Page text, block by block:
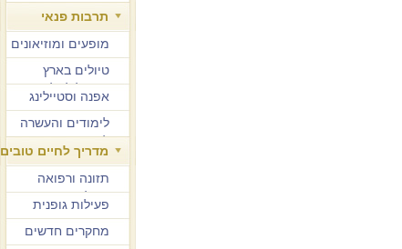
תרבות פנאי
מופעים ומוזיאונים
טיולים בארץ
ובחו"ל לגיל הזהב
אפנה וסטיילינג
לימודים והעשרה
למבוגרים
מדריך לחיים טובים
תזונה ורפואה
משלימה
פעילות גופנית
מחקרים חדשים